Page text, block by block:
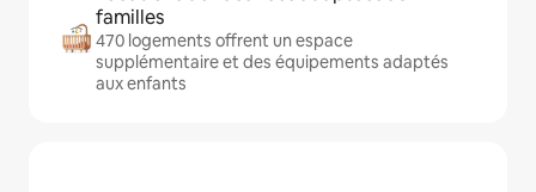
familles
470 logements offrent un espace
supplémentaire et des équipements adaptés
aux enfants